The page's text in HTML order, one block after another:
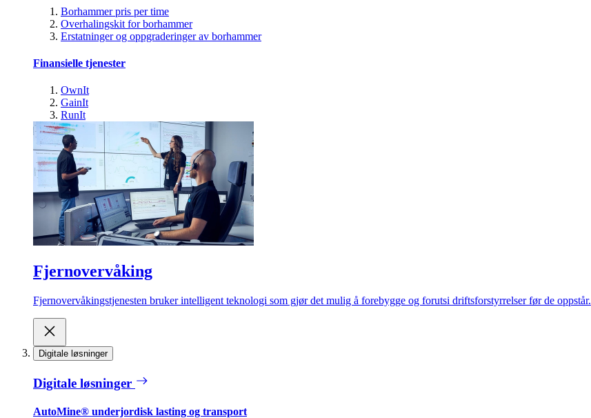
Borhammer pris per time
Overhalingskit for borhammer
Erstatninger og oppgraderinger av borhammer
Finansielle tjenester
OwnIt
GainIt
RunIt
Fjernovervåking
Fjernovervåkingstjenesten bruker intelligent teknologi som gjør det mulig å forebygge og forutsi driftsforstyrrelser før de oppstår.
Digitale løsninger
Digitale løsninger
AutoMine® underjordisk lasting og transport